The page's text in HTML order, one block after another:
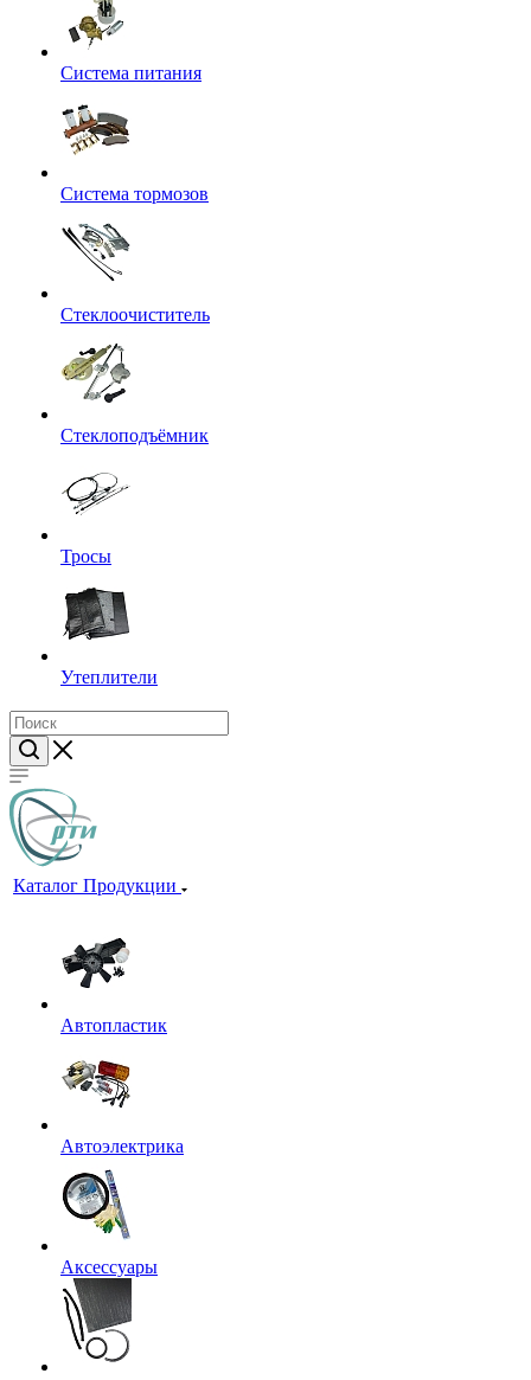
Система питания
Система тормозов
Стеклоочиститель
Стеклоподъёмник
Тросы
Утеплители
Каталог Продукции
Автопластик
Автоэлектрика
Аксессуары